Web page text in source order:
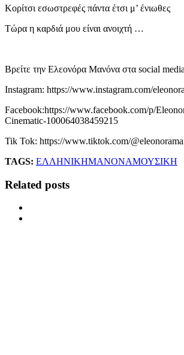
Κορίτσι εσωστρεφές πάντα έτσι μ’ ένιωθες
Τώρα η καρδιά μου είναι ανοιχτή …
Βρείτε την Ελεονόρα Μανόνα στα social
Instagram: https://www.instagram.com/
Facebook:https://www.facebook.com/p/
Cinematic-100064038459215
Tik Tok: https://www.tiktok.com/
TAGS: ΕΛΛΗΝΙΚΗΜΑΝΟΝΑΜΟΥΣΙΚΗ
Related posts